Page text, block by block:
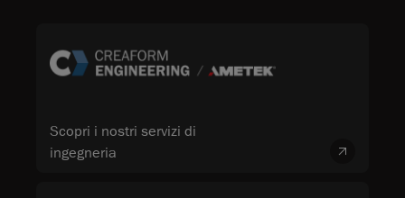
Scopri i nostri servizi di
ingegneria